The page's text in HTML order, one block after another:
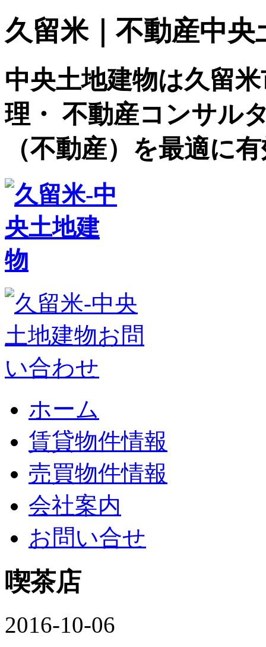
久留米｜不動産中
中央土地建物は久留
理・ 不動産コンサル
（不動産）を最適に
ホーム
賃貸物件情報
売買物件情報
会社案内
お問い合せ
喫茶店
2016-10-06